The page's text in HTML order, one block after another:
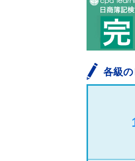
各級